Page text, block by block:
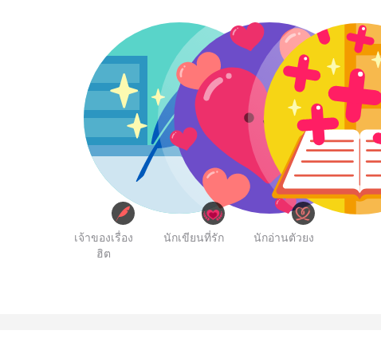
เจ้าของเรื่อง
ฮิต
นักเขียนที่รัก นักอ่านตัวยง